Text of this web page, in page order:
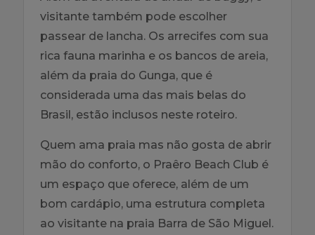
visitante também pode escolher
passear de lancha. Os arrecifes com sua
rica fauna marinha e os bancos de areia,
além da praia do Gunga, que é
considerada uma das mais belas do
Brasil, estão inclusos neste roteiro.
Quem ama praia mas não gosta de abrir
mão do conforto, o Praêro Beach Club é
um espaço que oferece, além de um
bom cardápio, uma estrutura completa
ao visitante na praia Barra de São Miguel.